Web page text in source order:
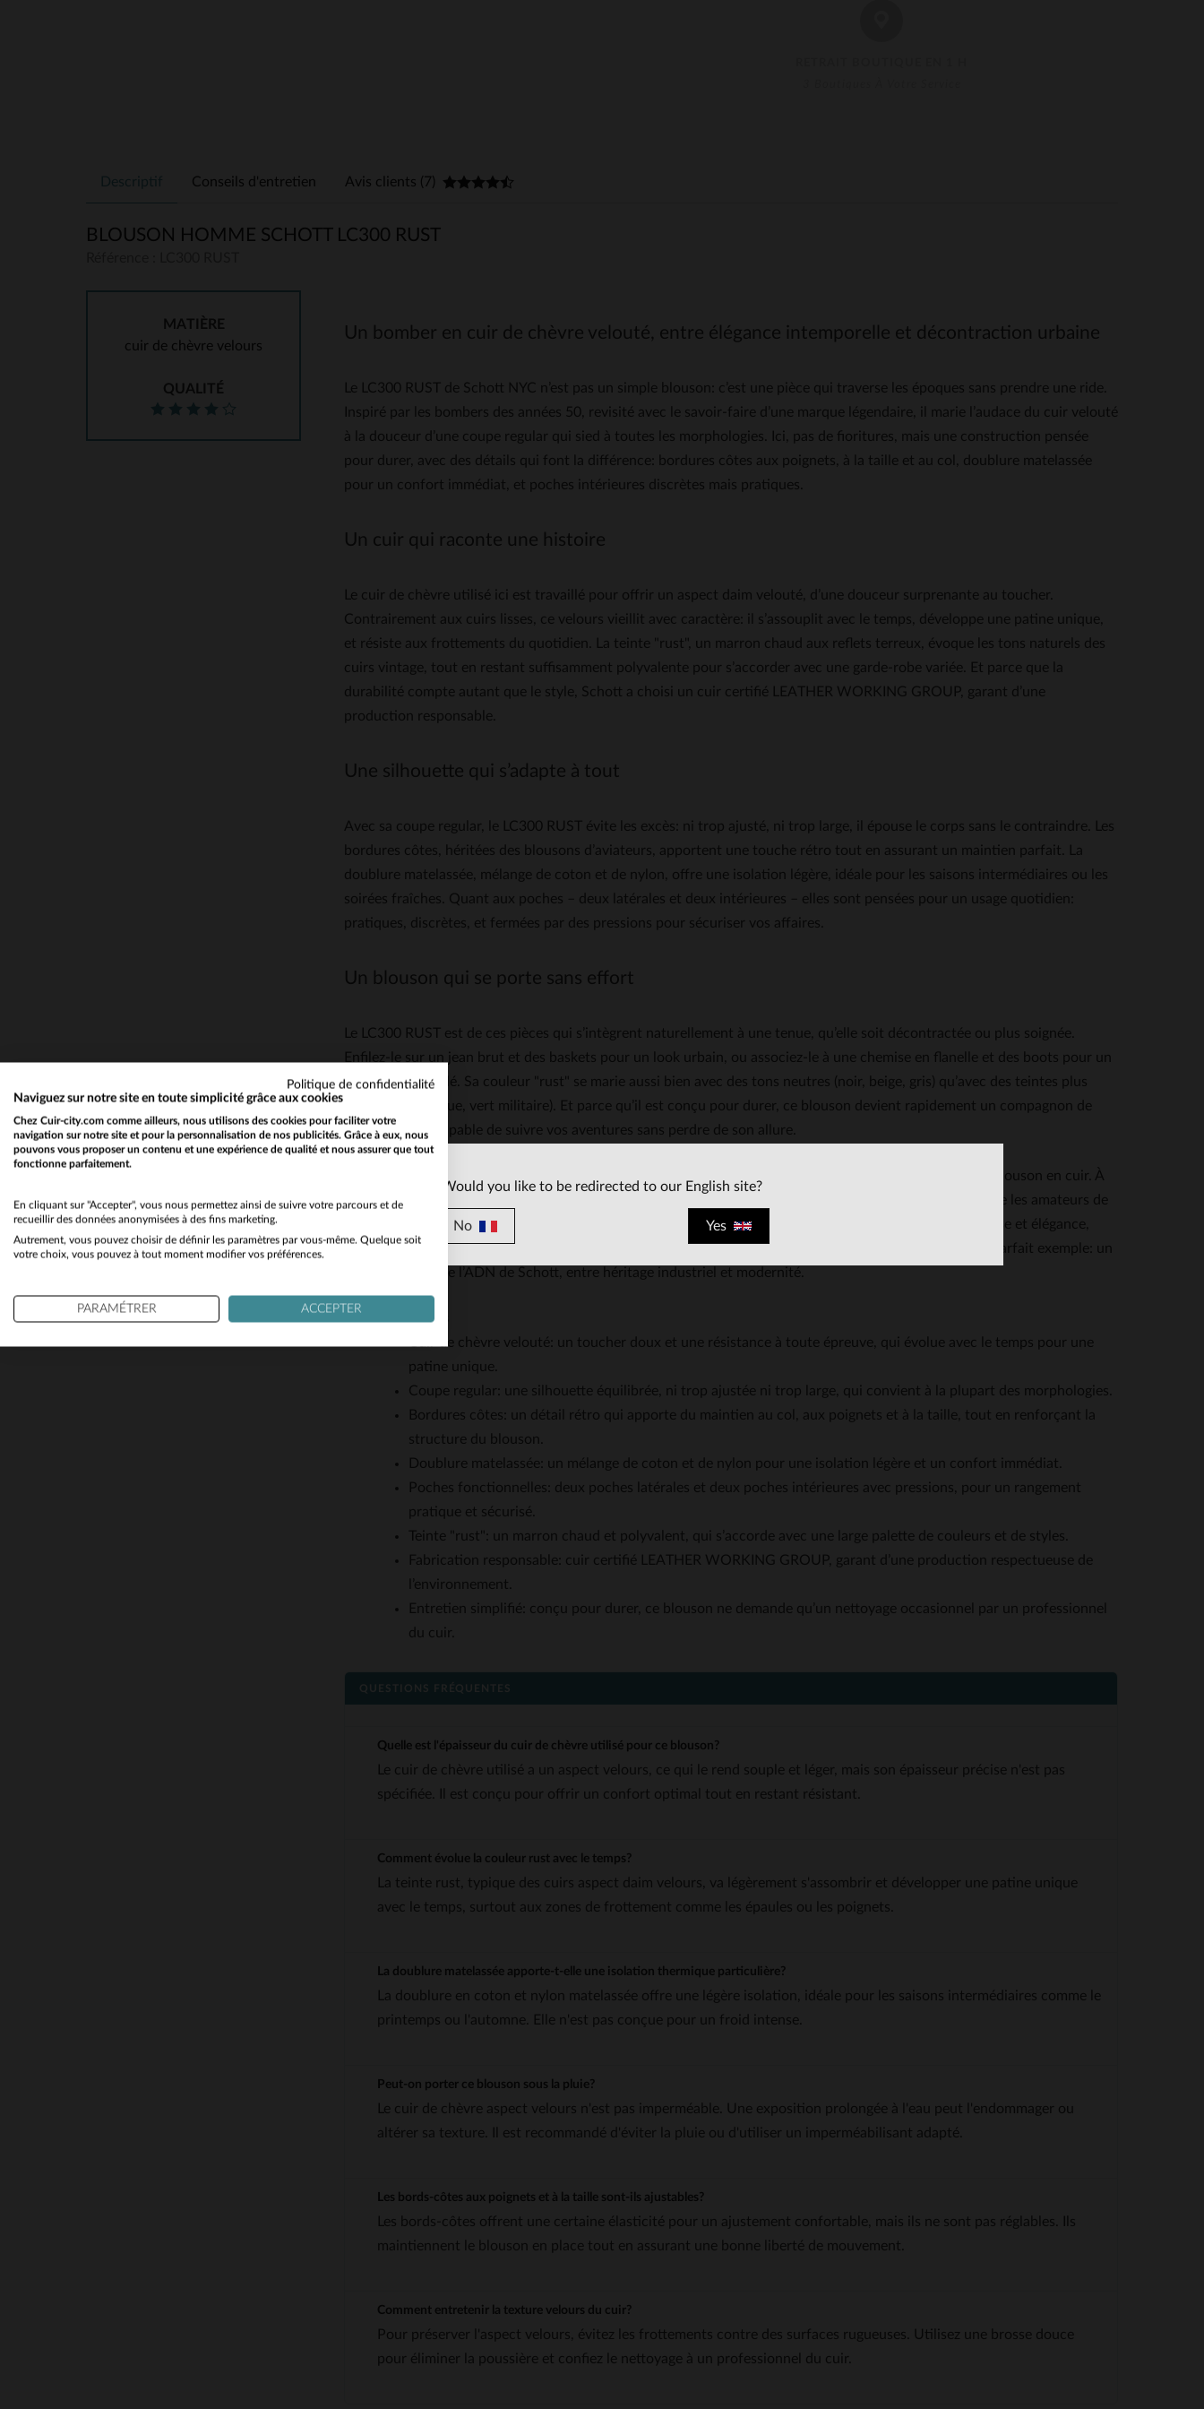
Descriptif Conseils d'entretien Avis clients (7)
BLOUSON HOMME SCHOTT LC300 RUST
MATIÈRE
cuir de chèvre velours
QUALITÉ
Un bomber en cuir de chèvre velouté, entre élégance intemporelle et décontraction urbaine
Le LC300 RUST de Schott NYC n’est pas un simple blouson: c’est une pièce qui traverse les époques sans prendre une ride.
Inspiré par les bombers des années 50, revisité avec le savoir-faire d’une marque légendaire, il marie l’audace du cuir velouté
à la douceur d’une coupe regular qui sied à toutes les morphologies. Ici, pas de fioritures, mais une construction pensée
pour durer, avec des détails qui font la différence: bordures côtes aux poignets, à la taille et au col, doublure matelassée
pour un confort immédiat, et poches intérieures discrètes mais pratiques.
Un cuir qui raconte une histoire
Le cuir de chèvre utilisé ici est travaillé pour offrir un aspect daim velouté, d’une douceur surprenante au toucher.
Contrairement aux cuirs lisses, ce velours vieillit avec caractère: il s’assouplit avec le temps, développe une patine unique,
et résiste aux frottements du quotidien. La teinte "rust", un marron chaud aux reflets terreux, évoque les tons naturels des
cuirs vintage, tout en restant suffisamment polyvalente pour s’accorder avec une garde-robe variée. Et parce que la
durabilité compte autant que le style, Schott a choisi un cuir certifié LEATHER WORKING GROUP, garant d’une
production responsable.
Une silhouette qui s’adapte à tout
Avec sa coupe regular, le LC300 RUST évite les excès: ni trop ajusté, ni trop large, il épouse le corps sans le contraindre. Les
bordures côtes, héritées des blousons d’aviateurs, apportent une touche rétro tout en assurant un maintien parfait. La
doublure matelassée, mélange de coton et de nylon, offre une isolation légère, idéale pour les saisons intermédiaires ou les
soirées fraîches. Quant aux poches – deux latérales et deux intérieures – elles sont pensées pour un usage quotidien:
pratiques, discrètes, et fermées par des pressions pour sécuriser vos affaires.
Un blouson qui se porte sans effort
Le LC300 RUST est de ces pièces qui s’intègrent naturellement à une tenue, qu’elle soit décontractée ou plus soignée.
Enfilez-le sur un jean brut et des baskets pour un look urbain, ou associez-le à une chemise en flanelle et des boots pour un
style plus travaillé. Sa couleur "rust" se marie aussi bien avec des tons neutres (noir, beige, gris) qu’avec des teintes plus
vives (rouge brique, vert militaire). Et parce qu’il est conçu pour durer, ce blouson devient rapidement un compagnon de
tous les jours, capable de suivre vos aventures sans perdre de son allure.
Schott NYC, c’est l’histoire d’une marque new-yorkaise née en 1928, devenue une référence absolue du blouson en cuir. À
l’origine des premiers perfectos, Schott a habillé les motards, les rockeurs et les cinéastes avant de séduire les amateurs de
pièces intemporelles. Aujourd’hui, la marque perpétue son héritage avec des modèles qui allient robustesse et élégance,
fabriqués avec des cuirs d’exception et une attention méticuleuse aux détails. Le LC300 RUST en est un parfait exemple: un
blouson qui porte l’ADN de Schott, entre héritage industriel et modernité.
Caractéristiques
Cuir de chèvre velouté: un toucher doux et une résistance à toute épreuve, qui évolue avec le temps pour une
patine unique.
Coupe regular: une silhouette équilibrée, ni trop ajustée ni trop large, qui convient à la plupart des morphologies.
Bordures côtes: un détail rétro qui apporte du maintien au col, aux poignets et à la taille, tout en renforçant la
structure du blouson.
Doublure matelassée: un mélange de coton et de nylon pour une isolation légère et un confort immédiat.
Poches fonctionnelles: deux poches latérales et deux poches intérieures avec pressions, pour un rangement
pratique et sécurisé.
Teinte "rust": un marron chaud et polyvalent, qui s’accorde avec une large palette de couleurs et de styles.
Fabrication responsable: cuir certifié LEATHER WORKING GROUP, garant d’une production respectueuse de
l’environnement.
Entretien simplifié: conçu pour durer, ce blouson ne demande qu’un nettoyage occasionnel par un professionnel
du cuir.
QUESTIONS FRÉQUENTES
Quelle est l'épaisseur du cuir de chèvre utilisé pour ce blouson?
Le cuir de chèvre utilisé a un aspect velours, ce qui le rend souple et léger, mais son épaisseur précise n'est pas
spécifiée. Il est conçu pour offrir un confort optimal tout en restant résistant.
Comment évolue la couleur rust avec le temps?
La teinte rust, typique des cuirs aspect daim velours, va légèrement s'assombrir et développer une patine unique
avec le temps, surtout aux zones de frottement comme les épaules ou les poignets.
La doublure matelassée apporte-t-elle une isolation thermique particulière?
La doublure en coton et nylon matelassée offre une légère isolation, idéale pour les saisons intermédiaires comme le
printemps ou l'automne. Elle n'est pas conçue pour un froid intense.
Peut-on porter ce blouson sous la pluie?
Le cuir de chèvre aspect velours n'est pas imperméable. Une exposition prolongée à l'eau peut l'endommager ou
altérer sa texture. Il est recommandé d'éviter la pluie ou d'utiliser un imperméabilisant adapté.
Les bords-côtes aux poignets et à la taille sont-ils ajustables?
Les bords-côtes offrent une certaine élasticité pour un ajustement confortable, mais ils ne sont pas réglables. Ils
maintiennent le blouson en place tout en assurant une bonne liberté de mouvement.
Comment entretenir la texture velours du cuir?
Pour préserver l'aspect velours, évitez les frottements contre des surfaces rugueuses. Utilisez une brosse douce
pour éliminer la poussière et confiez le nettoyage à un professionnel du cuir.
Would you like to be redirected to our English site?
No Yes
Politique de confidentialité
Naviguez sur notre site en toute simplicité grâce aux cookies
Chez Cuir-city.com comme ailleurs, nous utilisons des cookies pour faciliter votre
navigation sur notre site et pour la personnalisation de nos publicités. Grâce à eux, nous
pouvons vous proposer un contenu et une expérience de qualité et nous assurer que tout
fonctionne parfaitement.
En cliquant sur "Accepter", vous nous permettez ainsi de suivre votre parcours et de
recueillir des données anonymisées à des fins marketing.
Autrement, vous pouvez choisir de définir les paramètres par vous-même. Quelque soit
votre choix, vous pouvez à tout moment modifier vos préférences.
PARAMÉTRER ACCEPTER